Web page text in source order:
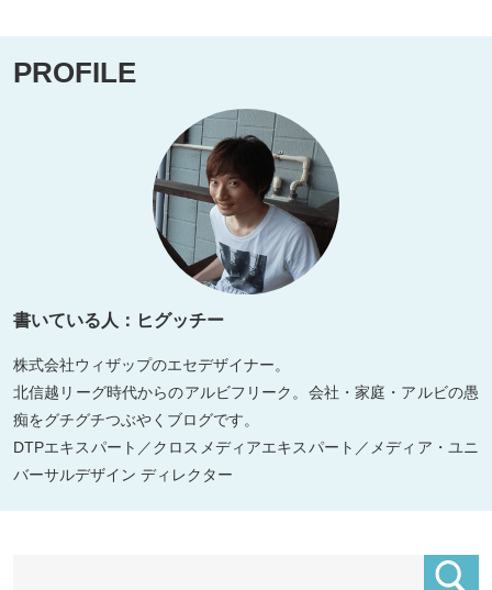
PROFILE
書いている人：ヒグッチー
株式会社ウィザップのエセデザイナー。
北信越リーグ時代からのアルビフリーク。会社・家庭・アルビの愚
痴をグチグチつぶやくブログです。
DTPエキスパート／クロスメディアエキスパート／メディア・ユニ
バーサルデザイン ディレクター